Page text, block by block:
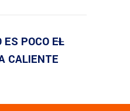
ES POCO EL
CALIENTE